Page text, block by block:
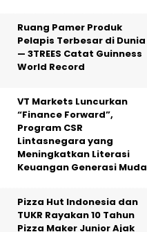
Ruang Pamer Produk
Pelapis Terbesar di Dunia
— 3TREES Catat Guinness
World Record
VT Markets Luncurkan
“Finance Forward”,
Program CSR
Lintasnegara yang
Meningkatkan Literasi
Keuangan Generasi Muda
Pizza Hut Indonesia dan
TUKR Rayakan 10 Tahun
Pizza Maker Junior Ajak